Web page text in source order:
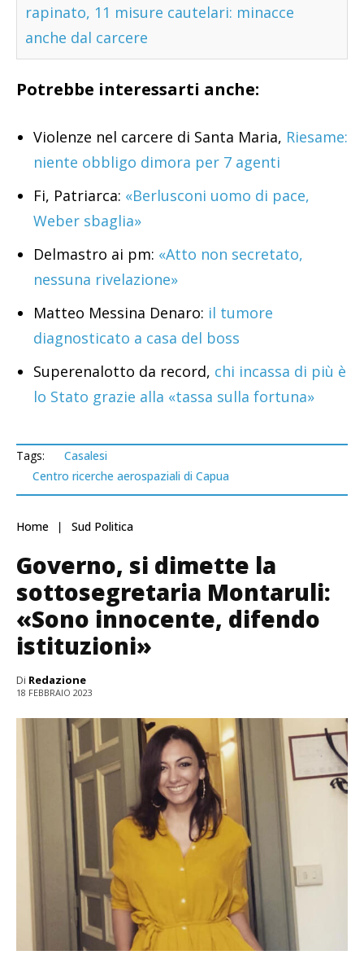
rapinato, 11 misure cautelari: minacce
anche dal carcere
Potrebbe interessarti anche:
Violenze nel carcere di Santa Maria, Riesame:
niente obbligo dimora per 7 agenti
Fi, Patriarca: «Berlusconi uomo di pace,
Weber sbaglia»
Delmastro ai pm: «Atto non secretato,
nessuna rivelazione»
Matteo Messina Denaro: il tumore
diagnosticato a casa del boss
Superenalotto da record, chi incassa di più è
lo Stato grazie alla «tassa sulla fortuna»
Tags:
Casalesi
Centro ricerche aerospaziali di Capua
Home Sud Politica
Governo, si dimette la
sottosegretaria Montaruli:
«Sono innocente, difendo
istituzioni»
Di Redazione
18 FEBBRAIO 2023